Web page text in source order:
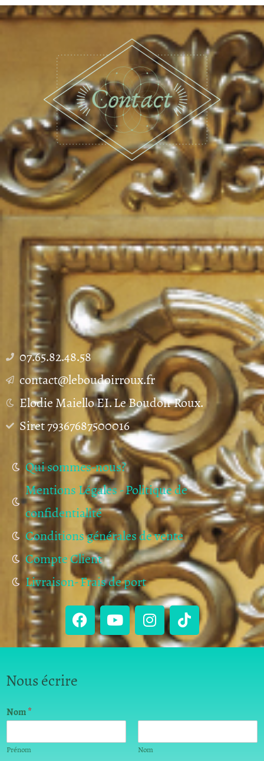
07.65.82.48.58
contact@leboudoirroux.fr
Elodie Maiello EI. Le Boudoir Roux.
Siret 79367687500016
Qui sommes-nous?
Mentions Légales - Politique de
confidentialité
Conditions générales de vente
Compte Client
Livraison- Frais de port
Nous écrire
Nom*
Prénom Nom